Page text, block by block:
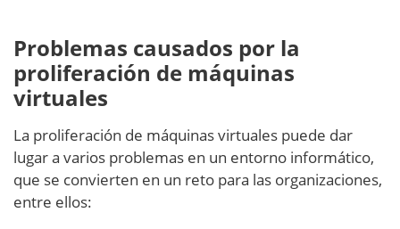
Problemas causados por la
proliferación de máquinas
virtuales
La proliferación de máquinas virtuales puede dar
lugar a varios problemas en un entorno informático,
que se convierten en un reto para las organizaciones,
entre ellos: